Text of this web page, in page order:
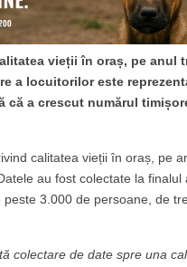
vieții în oraș, pe anul
a locuitorilor este
că a crescut numărul
calitatea vieții în oraș, pe
au fost colectate la finalul
3.000 de persoane, de
colectare de date spre una